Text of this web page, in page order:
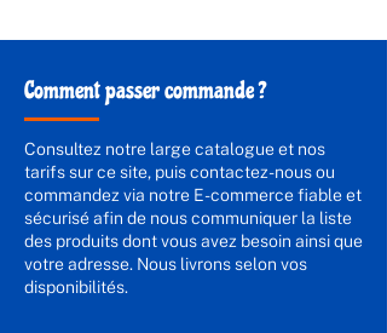
Comment passer commande ?
Consultez notre large catalogue et nos
tarifs sur ce site, puis contactez-nous ou
commandez via notre E-commerce fiable et
sécurisé afin de nous communiquer la liste
des produits dont vous avez besoin ainsi que
votre adresse. Nous livrons selon vos
disponibilités.